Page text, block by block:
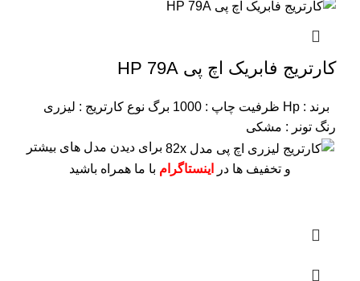
کارتریج فابریک اچ پی HP 79A
برند : Hp ظرفیت چاپ : 1000 برگ
نوع کارتریج : لیزری
رنگ تونر : مشکی
برای دیدن مدل های بیشتر
و تخفیف ها در
اینستاگرام با ما همراه باشید